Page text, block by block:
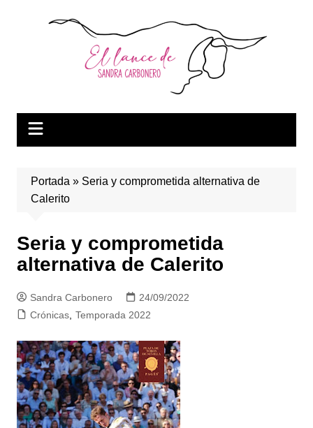
Portada » Seria y comprometida alternativa de
Calerito
Seria y comprometida
alternativa de Calerito
Sandra Carbonero
24/09/2022
Crónicas, Temporada 2022